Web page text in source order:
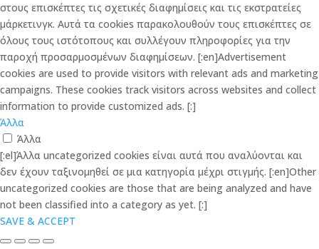
στους επισκέπτες τις σχετικές διαφημίσεις και τις εκστρατείες
μάρκετινγκ. Αυτά τα cookies παρακολουθούν τους επισκέπτες σε
όλους τους ιστότοπους και συλλέγουν πληροφορίες για την
παροχή προσαρμοσμένων διαφημίσεων. [:en]Advertisement
cookies are used to provide visitors with relevant ads and marketing
campaigns. These cookies track visitors across websites and collect
information to provide customized ads. [:]
Άλλα
Άλλα
[:el]Άλλα uncategorized cookies είναι αυτά που αναλύονται και
δεν έχουν ταξινομηθεί σε μια κατηγορία μέχρι στιγμής. [:en]Other
uncategorized cookies are those that are being analyzed and have
not been classified into a category as yet. [:]
SAVE & ACCEPT